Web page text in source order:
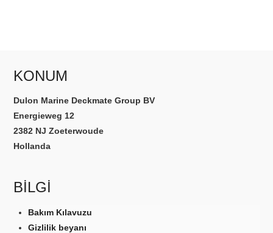
KONUM
Dulon Marine Deckmate Group BV
Energieweg 12
2382 NJ Zoeterwoude
Hollanda
BILGI
Bakım Kılavuzu
Gizlilik beyanı